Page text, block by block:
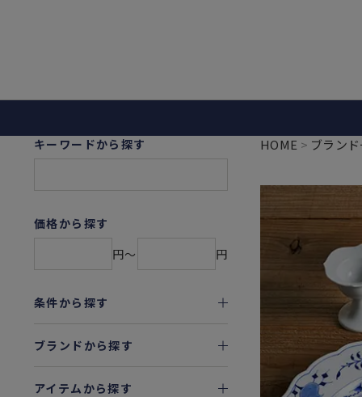
キーワードから探す
価格から探す
円〜
円
条件から探す
ブランドから探す
アイテムから探す
HOME ブラン